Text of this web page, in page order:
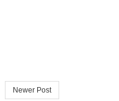
Newer Post